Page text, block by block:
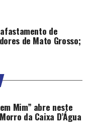
de
de Mato Grosso;
Mim” abre neste
da Caixa D’Água